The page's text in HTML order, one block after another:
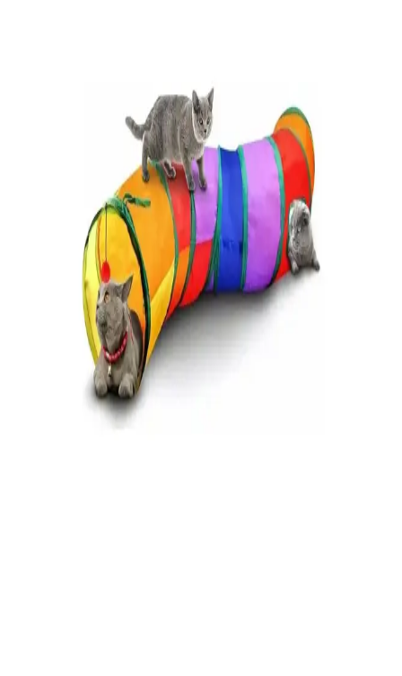
geliştiren ve eğlenceli vakit geçirmelerini sağlayan dayanıklı
olmayan plastik yapısıyla dikkat çeken bir oyuncaktır.
Düz Kedi Tünelleri Modelleri ve Fiyatları Hakkında
Kedi tünelleri, kedilerin enerjisini atması ve eğlenmesi için ideal.
Farklı modeller ve fiyatlar hakkında güncel bilgiler, malzeme kalitesi
ve kullanım avantajlarıyla kedinizin yaşam kalitesini artırın.
Nulaxy Konuşan Kaktüs: Çocuklar İçin Eğlenceli ve
Etkileşimli Oyuncak Özellikleri
Nulaxy Konuşan Kaktüs, şarkı söyleyen, dans eden ve ses taklidi
yapabilen interaktif çocuk oyuncakları arasında öne çıkar. Renkli
tasarımı ve şarjlı kullanımıyla hareket özgürlüğü sağlar, çocukların
yaratıcılığını destekler.
Bebek Gelişimi İçin Oyuncaklı Yastıklar Güvenlik ve
Kullanım İpuçları